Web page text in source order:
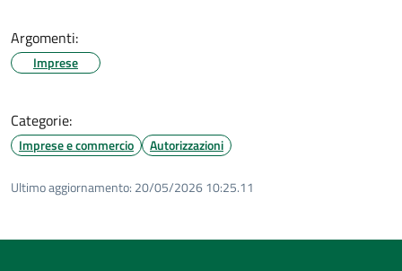
Argomenti:
Imprese
Categorie:
Imprese e commercio Autorizzazioni
Ultimo aggiornamento: 20/05/2026 10:25.11